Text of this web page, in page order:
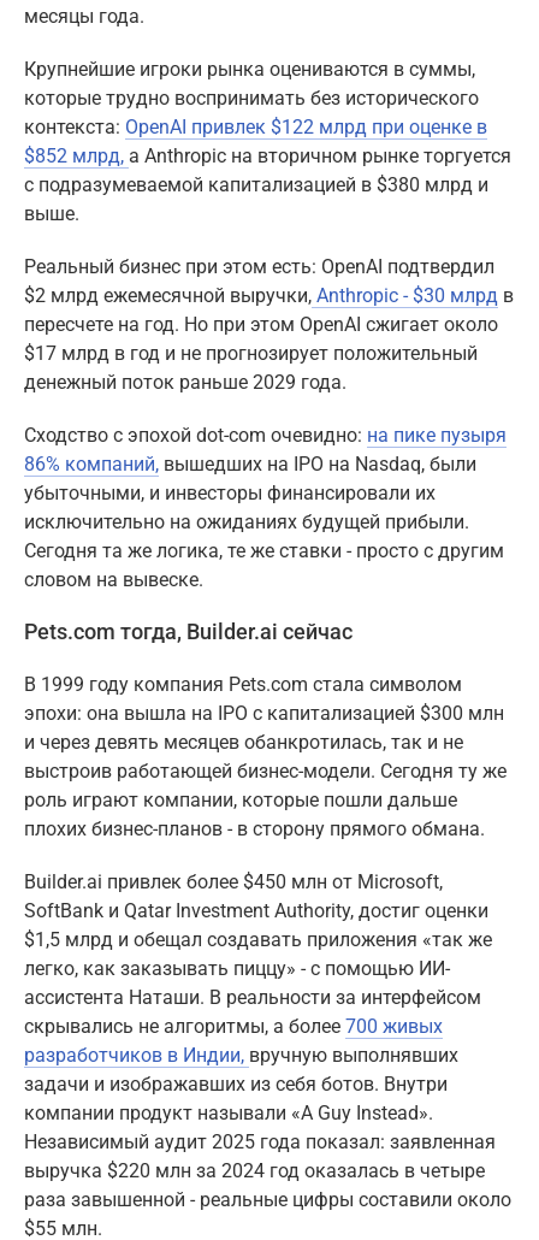
месяцы года.
Крупнейшие игроки рынка оцениваются в суммы,
которые трудно воспринимать без исторического
контекста: OpenAI привлек $122 млрд при оценке в
$852 млрд, а Anthropic на вторичном рынке торгуется
с подразумеваемой капитализацией в $380 млрд и
выше.
Реальный бизнес при этом есть: OpenAI подтвердил
$2 млрд ежемесячной выручки, Anthropic - $30 млрд в
пересчете на год. Но при этом OpenAI сжигает около
$17 млрд в год и не прогнозирует положительный
денежный поток раньше 2029 года.
Сходство с эпохой dot-com очевидно: на пике пузыря
86% компаний, вышедших на IPO на Nasdaq, были
убыточными, и инвесторы финансировали их
исключительно на ожиданиях будущей прибыли.
Сегодня та же логика, те же ставки - просто с другим
словом на вывеске.
Pets.com тогда, Builder.ai сейчас
В 1999 году компания Pets.com стала символом
эпохи: она вышла на IPO с капитализацией $300 млн
и через девять месяцев обанкротилась, так и не
выстроив работающей бизнес-модели. Сегодня ту же
роль играют компании, которые пошли дальше
плохих бизнес-планов - в сторону прямого обмана.
Builder.ai привлек более $450 млн от Microsoft,
SoftBank и Qatar Investment Authority, достиг оценки
$1,5 млрд и обещал создавать приложения «так же
легко, как заказывать пиццу» - с помощью ИИ-
ассистента Наташи. В реальности за интерфейсом
скрывались не алгоритмы, а более 700 живых
разработчиков в Индии, вручную выполнявших
задачи и изображавших из себя ботов. Внутри
компании продукт называли «A Guy Instead».
Независимый аудит 2025 года показал: заявленная
выручка $220 млн за 2024 год оказалась в четыре
раза завышенной - реальные цифры составили около
$55 млн.